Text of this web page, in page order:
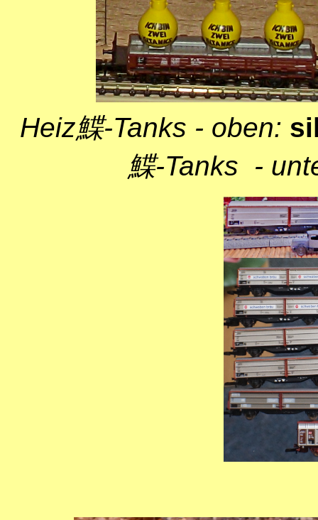
Heiz鰈-Tanks - oben:
鰈-Tanks -